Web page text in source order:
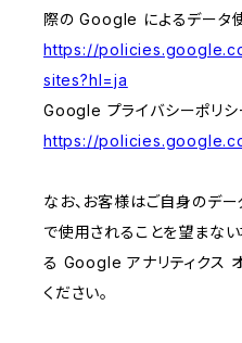
際の Google によるデータ使
https://
sites?hl=ja
Google プライバシーポリシ
https://
なお、お客様はご自身のデ
で使用されることを望まな
る Google アナリティクス
ください。